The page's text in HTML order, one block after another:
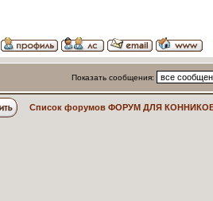
Показать сообщения:
Список форумов ФОРУМ ДЛЯ КОННИКОВ